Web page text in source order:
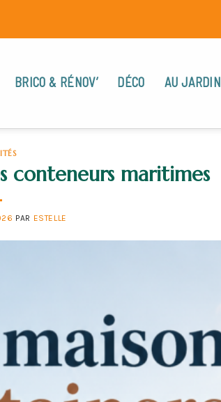
BRICO & RÉNOV’ DÉCO AU JARDIN
conteneurs maritimes
PAR ESTELLE